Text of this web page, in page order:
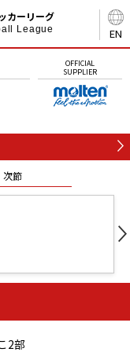
EN
カーリーグ
League
OFFICIAL
SUPPLIER
次節
石人の星
2部